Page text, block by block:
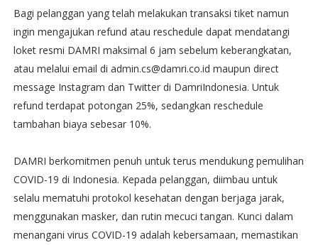
Bagi pelanggan yang telah melakukan transaksi tiket namun
ingin mengajukan refund atau reschedule dapat mendatangi
loket resmi DAMRI maksimal 6 jam sebelum keberangkatan,
atau melalui email di admin.cs@damri.co.id maupun direct
message Instagram dan Twitter di DamriIndonesia. Untuk
refund terdapat potongan 25%, sedangkan reschedule
tambahan biaya sebesar 10%.
DAMRI berkomitmen penuh untuk terus mendukung pemulihan
COVID-19 di Indonesia. Kepada pelanggan, diimbau untuk
selalu mematuhi protokol kesehatan dengan berjaga jarak,
menggunakan masker, dan rutin mecuci tangan. Kunci dalam
menangani virus COVID-19 adalah kebersamaan, memastikan